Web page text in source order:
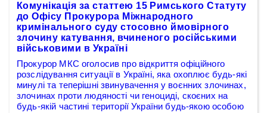
Комунікація за статтею 15 Римського Статуту
до Офісу Прокурора Міжнародного
кримінального суду стосовно ймовірного
злочину катування, вчиненого російськими
військовими в Україні
Прокурор МКС оголосив про відкриття офіційного
розслідування ситуації в Україні, яка охоплює будь-які
минулі та теперішні звинувачення у воєнних злочинах,
злочинах проти людяності чи геноциді, скоєних на
будь-якій частині території України будь-якою особою